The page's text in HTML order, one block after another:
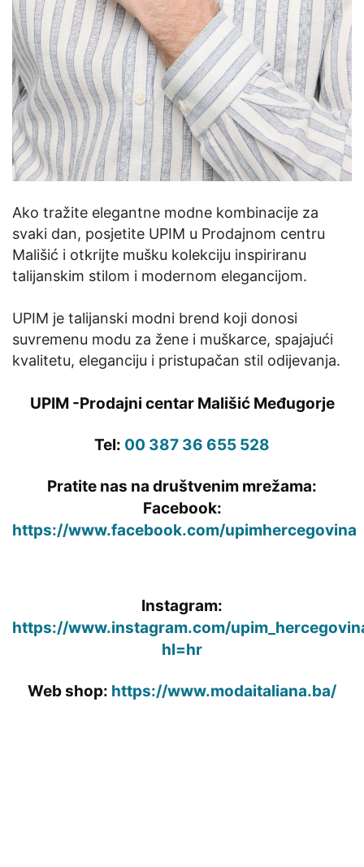
Ako tražite elegantne modne kombinacije za
svaki dan, posjetite UPIM u Prodajnom centru
Mališić i otkrijte mušku kolekciju inspiriranu
talijanskim stilom i modernom elegancijom.
UPIM je talijanski modni brend koji donosi
suvremenu modu za žene i muškarce, spajajući
kvalitetu, eleganciju i pristupačan stil odijevanja.
UPIM -Prodajni centar Mališić Međugorje
Tel: 00 387 36 655 528
Pratite nas na društvenim mrežama:
Facebook:
https://www.facebook.com/upimhercegovina
Instagram:
https://www.instagram.com/
hl=hr
Web shop: https://www.modaitaliana.ba/